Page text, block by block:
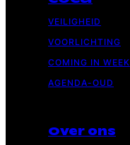
VEILIGHEID
VOORLICHTING
COMING IN WEEK
AGENDA-OUD
Over ons